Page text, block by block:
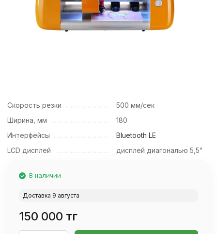
Скорость резки
500 мм/сек
Ширина, мм
180
Интерфейсы
Bluetooth LE
LCD дисплей
дисплей диагональю 5,5"
В наличии
Доставка 9 августа
150 000 тг